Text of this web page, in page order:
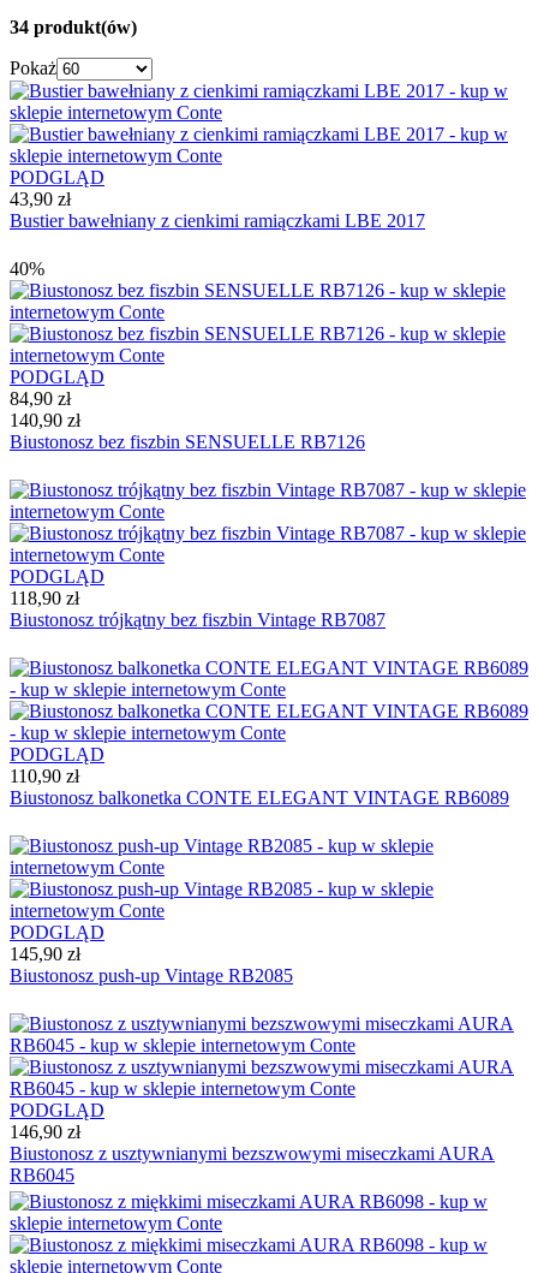
34 produkt(ów)
Pokaż
PODGLĄD
43,90 zł
Bustier bawełniany z cienkimi ramiączkami LBE 2017
40%
PODGLĄD
84,90 zł
140,90 zł
Biustonosz bez fiszbin SENSUELLE RB7126
PODGLĄD
118,90 zł
Biustonosz trójkątny bez fiszbin Vintage RB7087
PODGLĄD
110,90 zł
Biustonosz balkonetka CONTE ELEGANT VINTAGE RB6089
PODGLĄD
145,90 zł
Biustonosz push-up Vintage RB2085
PODGLĄD
146,90 zł
Biustonosz z usztywnianymi bezszwowymi miseczkami AURA
RB6045